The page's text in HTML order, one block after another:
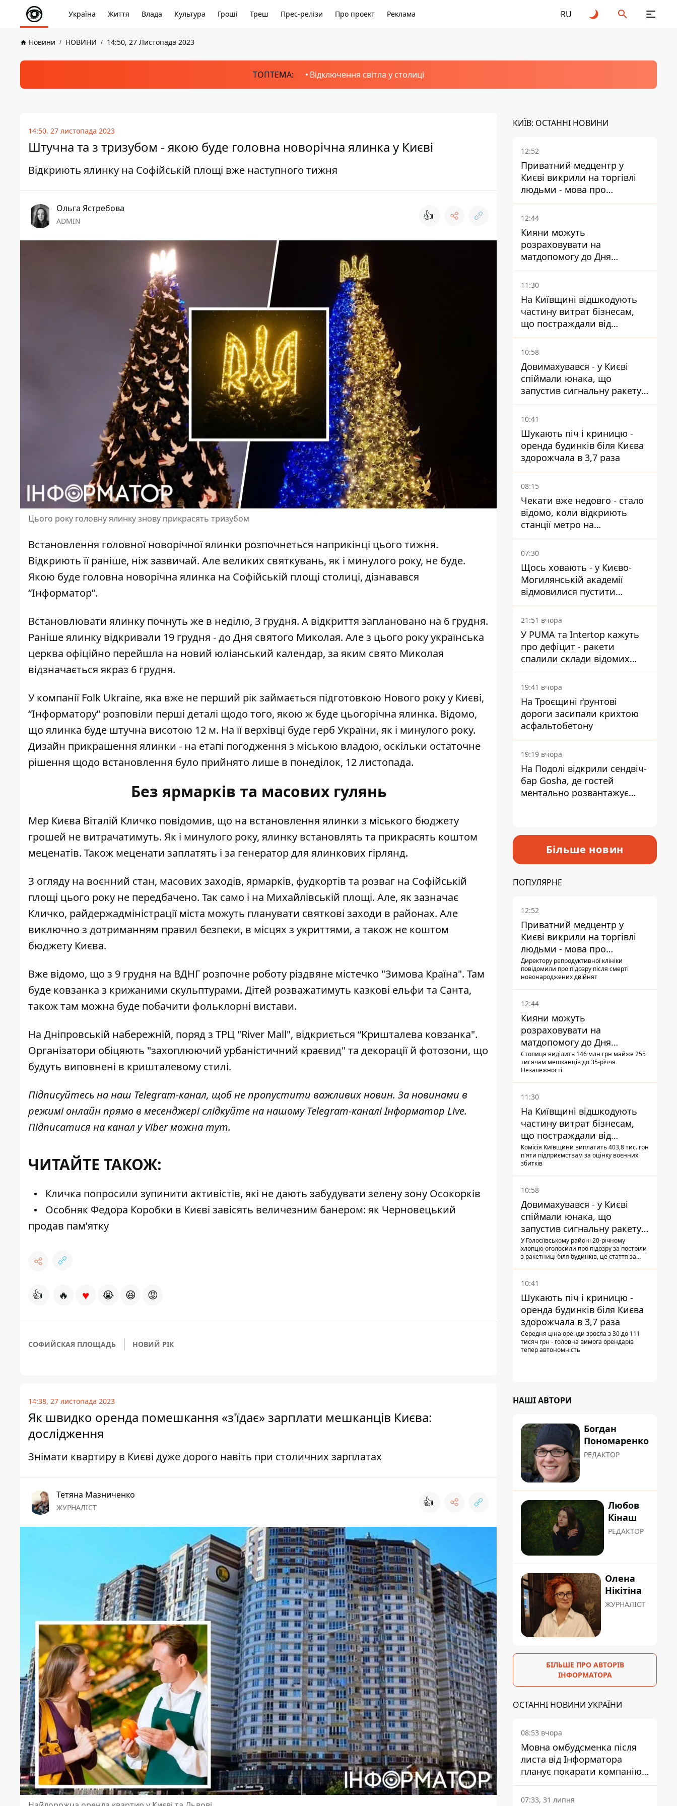
Україна Життя Влада Культура Гроші Треш Прес-релізи Про проект Реклама RU
Новини НОВИНИ 14:50, 27 Листопада 2023
ТОПТЕМА: Відключення світла у столиці
14:50, 27 листопада 2023
Штучна та з тризубом - якою буде головна новорічна ялинка у Києві
Відкриють ялинку на Софійській площі вже наступного тижня
Ольга Ястребова
ADMIN 👍
Цього року головну ялинку знову прикрасять тризубом
Встановлення головної новорічної ялинки розпочнеться наприкінці цього тижня.
Відкриють її раніше, ніж зазвичай. Але великих святкувань, як і минулого року, не буде.
Якою буде головна новорічна ялинка на Софійській площі столиці, дізнавався
“Інформатор”.
Встановлювати ялинку почнуть же в неділю, 3 грудня. А відкриття заплановано на 6 грудня.
Раніше ялинку відкривали 19 грудня - до Дня святого Миколая. Але з цього року українська
церква офіційно перейшла на новий юліанський календар, за яким свято Миколая
відзначається якраз 6 грудня.
У компанії Folk Ukraine, яка вже не перший рік займається підготовкою Нового року у Києві,
“Інформатору” розповіли перші деталі щодо того, якою ж буде цьогорічна ялинка. Відомо,
що ялинка буде штучна висотою 12 м. На її верхівці буде герб України, як і минулого року.
Дизайн прикрашення ялинки - на етапі погодження з міською владою, оскільки остаточне
рішення щодо встановлення було прийнято лише в понеділок, 12 листопада.
Без ярмарків та масових гулянь
Мер Києва Віталій Кличко повідомив, що на встановлення ялинки з міського бюджету
грошей не витрачатимуть. Як і минулого року, ялинку встановлять та прикрасять коштом
меценатів. Також меценати заплатять і за генератор для ялинкових гірлянд.
З огляду на воєнний стан, масових заходів, ярмарків, фудкортів та розваг на Софійській
площі цього року не передбачено. Так само і на Михайлівській площі. Але, як зазначає
Кличко, райдержадміністрації міста можуть планувати святкові заходи в районах. Але
виключно з дотриманням правил безпеки, в місцях з укриттями, а також не коштом
бюджету Києва.
Вже відомо, що з 9 грудня на ВДНГ розпочне роботу різдвяне містечко "Зимова Країна". Там
буде ковзанка з крижаними скульптурами. Дітей розважатимуть казкові ельфи та Санта,
також там можна буде побачити фольклорні вистави.
На Дніпровській набережній, поряд з ТРЦ "River Mall", відкриється “Кришталева ковзанка".
Організатори обіцяють "захоплюючий урбаністичний краєвид" та декорації й фотозони, що
будуть виповнені в кришталевому стилі.
Підписуйтесь на наш Telegram-канал, щоб не пропустити важливих новин. За новинами в
режимі онлайн прямо в месенджері слідкуйте на нашому Telegram-каналіІнформатор Live.
Підписатися на канал у Viber можнатут.
ЧИТАЙТЕ ТАКОЖ:
Кличка попросили зупинити активістів, які не дають забудувати зелену зону Осокорків
Особняк Федора Коробки в Києві завісять величезним банером: як Черновецький
продав пам’ятку
👍 🔥 ♥ 😭 😆 😡
СОФИЙСКАЯ ПЛОЩАДЬ НОВИЙ РІК
14:38, 27 листопада 2023
Як швидко оренда помешкання «з'їдає» зарплати мешканців Києва:
дослідження
Знімати квартиру в Києві дуже дорого навіть при столичних зарплатах
Тетяна Мазниченко
ЖУРНАЛІСТ 👍
КИЇВ: ОСТАННІ НОВИНИ
12:52
Приватний медцентр у
Києві викрили на торгівлі
людьми - мова про
сурогатне материнство
12:44
Кияни можуть
розраховувати на
матдопомогу до Дня
незалежності - кому її
дадуть
11:30
На Київщині відшкодують
частину витрат бізнесам,
що постраждали від
прильотів ракет
10:58
Довимахувався - у Києві
спіймали юнака, що
запустив сигнальну ракету,
аби потішити дівчат
10:41
Шукають піч і криницю -
оренда будинків біля Києва
здорожчала в 3,7 раза
08:15
Чекати вже недовго - стало
відомо, коли відкриють
станції метро на
Виноградарі
07:30
Щось ховають - у Києво-
Могилянській академії
відмовилися пустити
комісію з охорони пам'яток
на територію
21:51 вчора
У PUMA та Intertop кажуть
про дефіцит - ракети
спалили склади відомих
брендів
19:41 вчора
На Троєщині ґрунтові
дороги засипали крихтою
асфальтобетону
19:19 вчора
На Подолі відкрили сендвіч-
бар Gosha, де гостей
ментально розвантажує
Більше новин
ПОПУЛЯРНЕ
12:52
Приватний медцентр у
Києві викрили на торгівлі
людьми - мова про
сурогатне материнство
Директору репродуктивної клініки
повідомили про підозру після смерті
новонароджених двійнят
12:44
Кияни можуть
розраховувати на
матдопомогу до Дня
незалежності - кому її
дадуть
Столиця виділить 146 млн грн майже 255
тисячам мешканців до 35-річчя
Незалежності
11:30
На Київщині відшкодують
частину витрат бізнесам,
що постраждали від
прильотів ракет
Комісія Київщини виплатить 403,8 тис. грн
п'яти підприємствам за оцінку воєнних
збитків
10:58
Довимахувався - у Києві
спіймали юнака, що
запустив сигнальну ракету,
аби потішити дівчат
У Голосіївському районі 20-річному
хлопцю оголосили про підозру за постріли
з ракетниці біля будинків, це стаття за
10:41
Шукають піч і криницю -
оренда будинків біля Києва
здорожчала в 3,7 раза
Середня ціна оренди зросла з 30 до 111
тисяч грн - головна вимога орендарів
тепер автономність
НАШІ АВТОРИ
Богдан
Пономаренко
РЕДАКТОР
Любов
Кінаш
РЕДАКТОР
Олена
Нікітіна
ЖУРНАЛІСТ
БІЛЬШЕ ПРО АВТОРІВ
ІНФОРМАТОРА
ОСТАННІ НОВИНИ УКРАЇНИ
08:53 вчора
Мовна омбудсменка після
листа від Інформатора
планує покарати компанію-
підрядника ПриватБанку
07:33, 31 липня